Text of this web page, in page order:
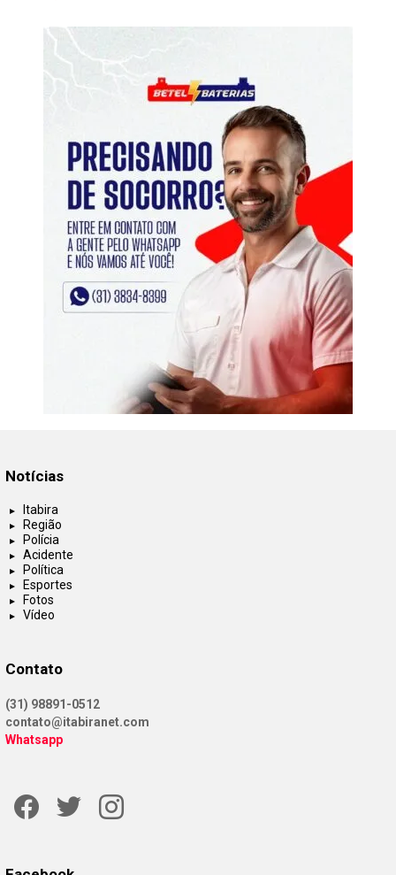
Notícias
Itabira
Região
Polícia
Acidente
Política
Esportes
Fotos
Vídeo
Contato
(31) 98891-0512
contato@itabiranet.com
Whatsapp